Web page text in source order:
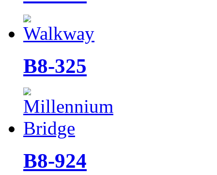
B8-325
B8-924